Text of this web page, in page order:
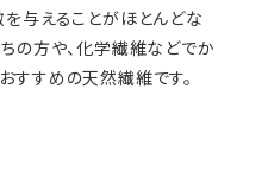
を与えることがほとんどな
の方や、化学繊維などでか
すすめの天然繊維です。